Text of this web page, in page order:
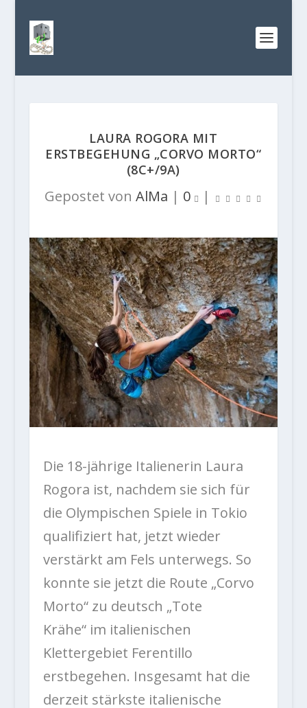
LAURA ROGORA MIT
ERSTBEGEHUNG „CORVO MORTO“
(8C+/9A)
Gepostet vonAlMa | 0 |
Die 18-jährige Italienerin Laura
Rogora ist, nachdem sie sich für
die Olympischen Spiele in Tokio
qualifiziert hat, jetzt wieder
verstärkt am Fels unterwegs. So
konnte sie jetzt die Route „Corvo
Morto“ zu deutsch „Tote
Krähe“ im italienischen
Klettergebiet Ferentillo
erstbegehen. Insgesamt hat die
derzeit stärkste italienische